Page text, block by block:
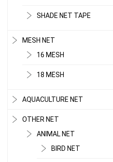
SHADE NET TAPE
MESH NET
16 MESH
18 MESH
AQUACULTURE NET
OTHER NET
ANIMAL NET
BIRD NETLƯỚI PHƠI